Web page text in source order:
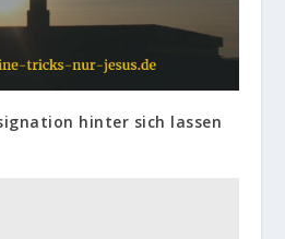
hinter sich lassen